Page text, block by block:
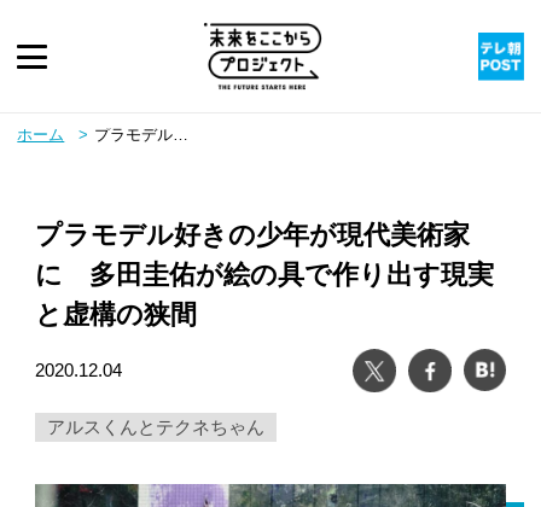
ピックアップ
twitter youtube instagram rss
ホーム プラモデル好きの少年が現代美術家に 多田圭佑が絵の具で作り出す現実と虚構の狭間
プラモデル好きの少年が現代美術家
に 多田圭佑が絵の具で作り出す現実
と虚構の狭間
2020.12.04 ツイート
シェア
アルスくんとテクネちゃん